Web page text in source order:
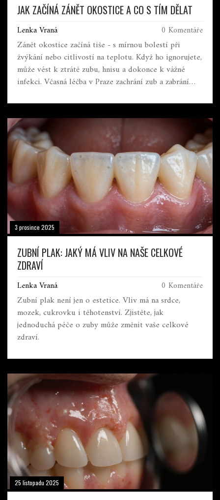
JAK ZAČÍNÁ ZÁNĚT OKOSTICE A CO S TÍM DĚLAT
Lenka Vraná 0 Komentáře
Zánět okostice začíná tiše - s mírnou bolestí při
žvýkání nebo citlivostí na teplotu. Když ho ignorujete,
může vést k ztrátě zubu, hnisu a dokonce k vážné
infekci. Včasná léčba v Praze zachrání zub a zabrání
3 prosince 2025
ZUBNÍ PLAK: JAKÝ MÁ VLIV NA NAŠE CELKOVÉ
ZDRAVÍ
Lenka Vraná 0 Komentáře
Zubní plak není jen o estetice. Vliv má na srdce,
mozek, cukrovku i těhotenství. Zjistěte, jak
jednoduchá péče o zuby může změnit vaše celkové
zdraví.
25 listopadu 2025